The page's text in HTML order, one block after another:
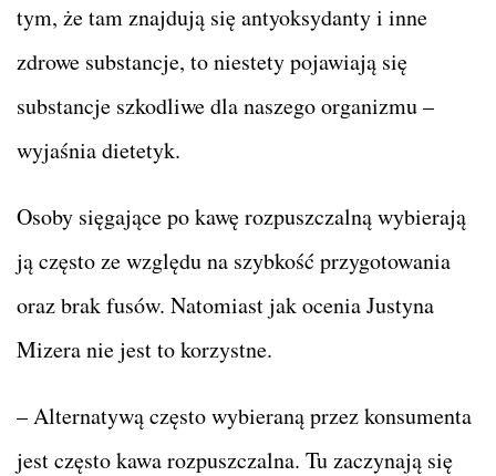
tym, że tam znajdują się antyoksydanty i inne
zdrowe substancje, to niestety pojawiają się
substancje szkodliwe dla naszego organizmu –
wyjaśnia dietetyk.
Osoby sięgające po kawę rozpuszczalną wybierają
ją często ze względu na szybkość przygotowania
oraz brak fusów. Natomiast jak ocenia Justyna
Mizera nie jest to korzystne.
– Alternatywą często wybieraną przez konsumenta
jest często kawa rozpuszczalna. Tu zaczynają się